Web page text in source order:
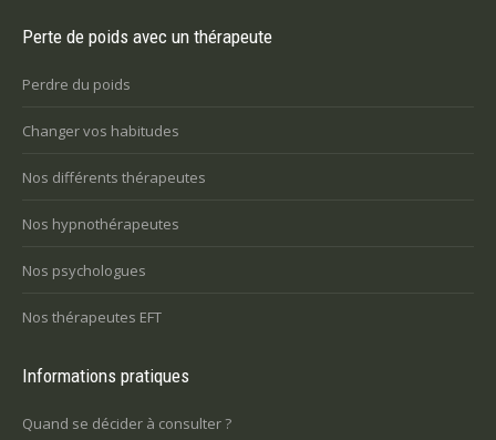
Perte de poids avec un thérapeute
Perdre du poids
Changer vos habitudes
Nos différents thérapeutes
Nos hypnothérapeutes
Nos psychologues
Nos thérapeutes EFT
Informations pratiques
Quand se décider à consulter ?